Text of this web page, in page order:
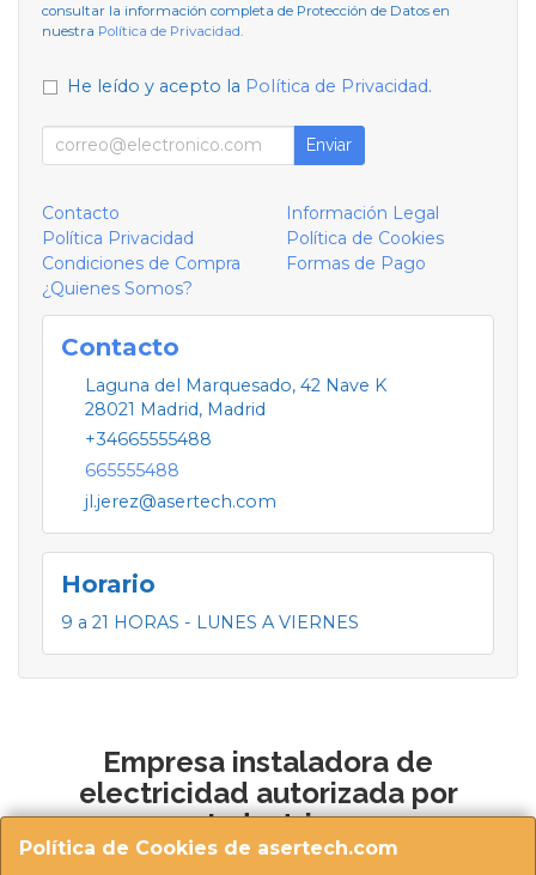
Política de Cookies de asertech.com
consultar la información completa de Protección de Datos en
nuestra Política de Privacidad
He leído y acepto la Política de Privacidad.
Enviar
Contacto
Información Legal
Política Privacidad
Política de Cookies
Condiciones de Compra
Formas de Pago
¿Quienes Somos?
Contacto
Laguna del Marquesado, 42 Nave K
28021 Madrid, Madrid
+34665555488
665555488
jl.jerez@asertech.com
Horario
9 a 21 HORAS - LUNES A VIERNES
Empresa instaladora de
electricidad autorizada por
Industria